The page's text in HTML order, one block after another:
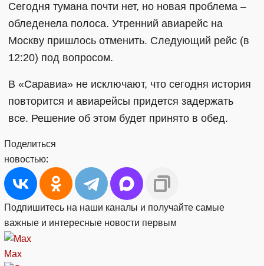
Сегодня тумана почти нет, но новая проблема –
обледенела полоса. Утренний авиарейс на
Москву пришлось отменить. Следующий рейс (в
12:20) под вопросом.
В «Саравиа» не исключают, что сегодня история
повторится и авиарейсы придется задержать
все. Решение об этом будет принято в обед.
Поделиться
новостью:
Подпишитесь на наши каналы и получайте самые
важные и интересные новости первым
Max